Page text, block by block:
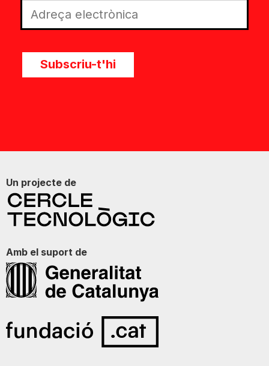
Subscriu-t'hi
Un projecte de
Amb el suport de